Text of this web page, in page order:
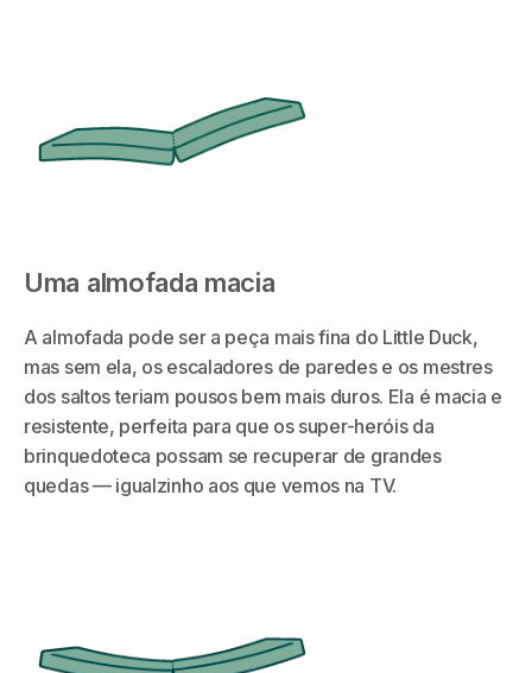
Uma almofada macia
A almofada pode ser a peça mais fina do Little Duck,
mas sem ela, os escaladores de paredes e os mestres
dos saltos teriam pousos bem mais duros. Ela é macia e
resistente, perfeita para que os super-heróis da
brinquedoteca possam se recuperar de grandes
quedas — igualzinho aos que vemos na TV.